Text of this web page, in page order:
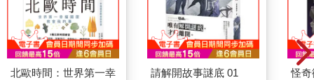
北歐時間：世界第一幸
請解開故事謎底 01 怪